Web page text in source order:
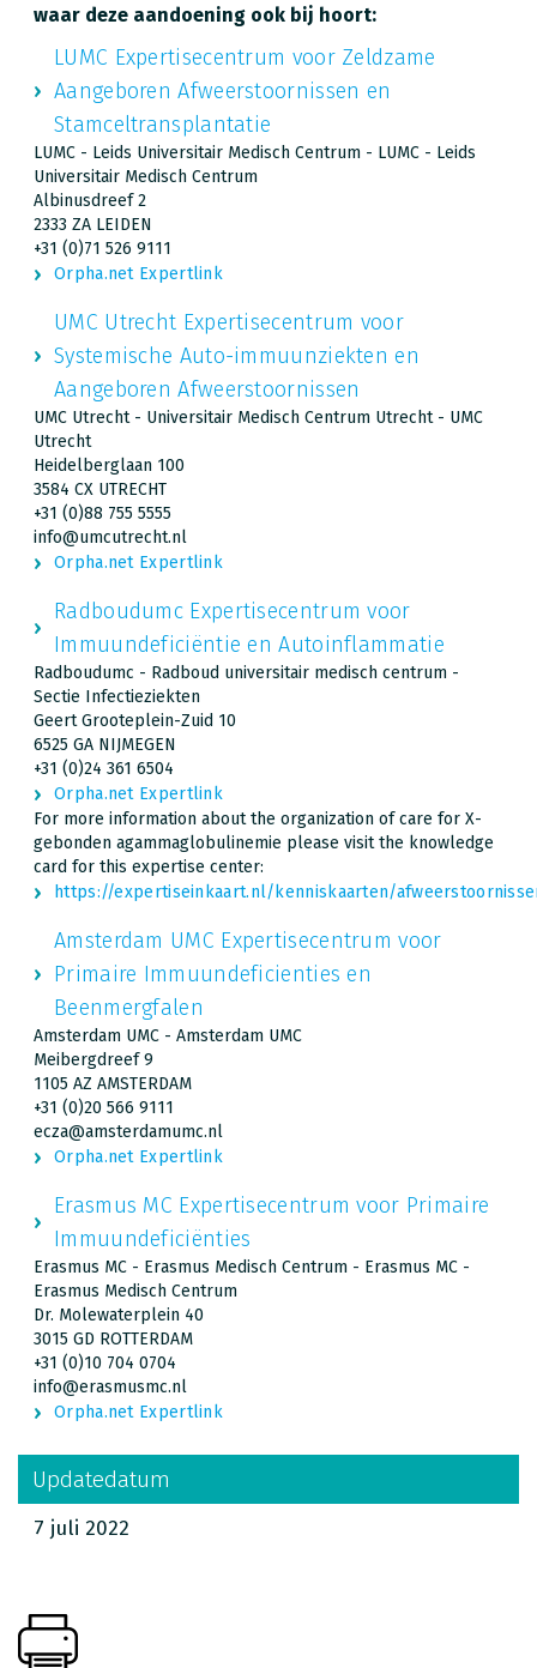
waar deze aandoening ook bij hoort:
LUMC Expertisecentrum voor Zeldzame
Aangeboren Afweerstoornissen en
Stamceltransplantatie
LUMC - Leids Universitair Medisch Centrum - LUMC - Leids
Universitair Medisch Centrum
Albinusdreef 2
2333 ZA LEIDEN
+31 (0)71 526 9111
Orpha.net Expertlink
UMC Utrecht Expertisecentrum voor
Systemische Auto-immuunziekten en
Aangeboren Afweerstoornissen
UMC Utrecht - Universitair Medisch Centrum Utrecht - UMC
Utrecht
Heidelberglaan 100
3584 CX UTRECHT
+31 (0)88 755 5555
info@umcutrecht.nl
Orpha.net Expertlink
Radboudumc Expertisecentrum voor
Immuundeficiëntie en Autoinflammatie
Radboudumc - Radboud universitair medisch centrum -
Sectie Infectieziekten
Geert Grooteplein-Zuid 10
6525 GA NIJMEGEN
+31 (0)24 361 6504
Orpha.net Expertlink
For more information about the organization of care for X-
gebonden agammaglobulinemie please visit the knowledge
card for this expertise center:
https://expertiseinkaart.nl/kenniskaarten/
Amsterdam UMC Expertisecentrum voor
Primaire Immuundeficienties en
Beenmergfalen
Amsterdam UMC - Amsterdam UMC
Meibergdreef 9
1105 AZ AMSTERDAM
+31 (0)20 566 9111
ecza@amsterdamumc.nl
Orpha.net Expertlink
Erasmus MC Expertisecentrum voor Primaire
Immuundeficiënties
Erasmus MC - Erasmus Medisch Centrum - Erasmus MC -
Erasmus Medisch Centrum
Dr. Molewaterplein 40
3015 GD ROTTERDAM
+31 (0)10 704 0704
info@erasmusmc.nl
Orpha.net Expertlink
Updatedatum
7 juli 2022